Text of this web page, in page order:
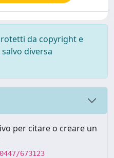
da copyright e
diversa
per citare o creare un
673123